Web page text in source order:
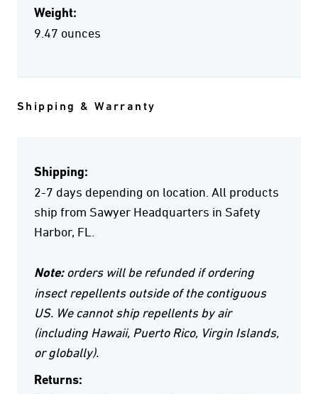
Weight:
9.47 ounces
Shipping & Warranty
Shipping:
2-7 days depending on location. All products
ship from Sawyer Headquarters in Safety
Harbor, FL.
Note: orders will be refunded if ordering
insect repellents outside of the contiguous
US. We cannot ship repellents by air
(including Hawaii, Puerto Rico, Virgin Islands,
or globally).
Returns: